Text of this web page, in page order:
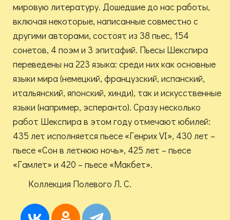
мировую литературу. Дошедшие до нас работы,
включая некоторые, написанные совместно с
другими авторами, состоят из 38 пьес, 154
сонетов, 4 поэм и 3 эпитафий. Пьесы Шекспира
переведены на 223 языка: среди них как основные
языки мира (немецкий, французский, испанский,
итальянский, японский, хинди), так и искусственные
языки (например, эсперанто). Сразу несколько
работ Шекспира в этом году отмечают юбилей:
435 лет исполняется пьесе «Генрих VI», 430 лет –
пьесе «Сон в летнюю ночь», 425 лет – пьесе
«Гамлет» и 420 – пьесе «Макбет».
Коллекция Полевого Л. С.